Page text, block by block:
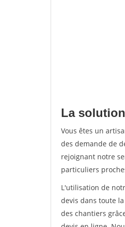
La
Vous êtes un
des demande de
rejoignant notre
particuliers
L'utilisation de
devis dans toute
des chantiers